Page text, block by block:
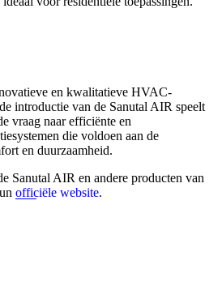
en kwalitatieve HVAC-
introductie van de Sanutal AIR speelt
vraag naar efficiënte en
die voldoen aan de
en duurzaamheid.
Sanutal AIR en andere producten van
officiële website.